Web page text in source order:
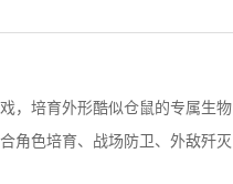
，培育外形酷似仓鼠的专属生物
角色培育、战场防卫、外敌歼灭